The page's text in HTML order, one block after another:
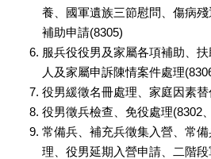
養、國軍遺族三節慰問、傷病
補助申請(8305)
服兵役役男及家屬各項補助、
人及家屬申訴陳情案件處理
役男緩徵名冊處理、家庭因素
役男徵兵檢查、免役處理(8302
常備兵、補充兵徵集入營、常
理、役男延期入營申請、二階